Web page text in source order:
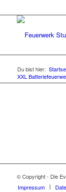
Du bist hier:
XXL
© Copyright - Die
Impressum